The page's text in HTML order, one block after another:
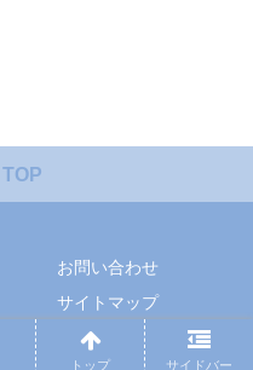
お問い合わせ
サイトマップ
らしレポ.
トップ サイドバー